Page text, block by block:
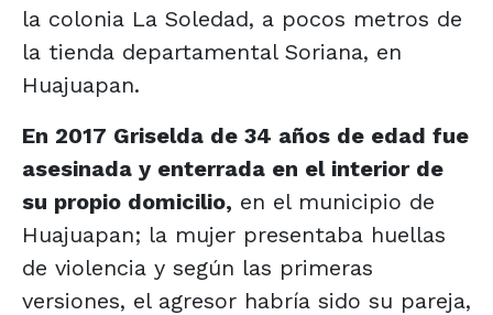
la colonia La Soledad, a pocos metros de
la tienda departamental Soriana, en
Huajuapan.
En 2017 Griselda de 34 años de edad fue
asesinada y enterrada en el interior de
su propio domicilio, en el municipio de
Huajuapan; la mujer presentaba huellas
de violencia y según las primeras
versiones, el agresor habría sido su pareja,